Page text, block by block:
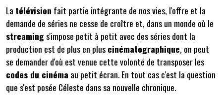
La télévision fait partie intégrante de nos vies, l'offre et la
demande de séries ne cesse de croître et, dans un monde où le
streamings'impose petit à petit avec des séries dont la
production est de plus en pluscinématographique, on peut
se demander d'où est venue cette volonté de transposer les
codes du cinéma au petit écran. En tout cas c'est la question
que s'est posée Céleste dans sa nouvelle chronique.